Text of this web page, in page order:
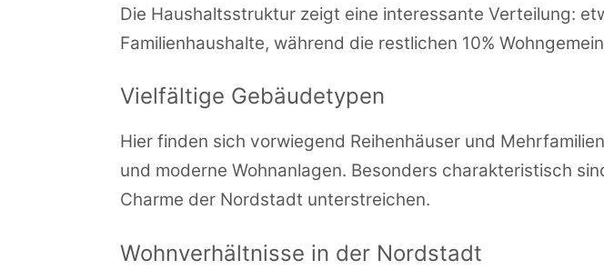
Die Haushaltsstruktur zeigt eine interessante Verteilung:
Familienhaushalte, während die restlichen 10%
Vielfältige Gebäudetypen
Hier finden sich vorwiegend Reihenhäuser und
und moderne Wohnanlagen. Besonders charakteristisch
Charme der Nordstadt unterstreichen.
Wohnverhältnisse in der Nordstadt